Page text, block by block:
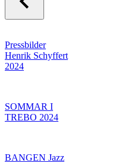
Pressbilder
Henrik Schyffert
2024
SOMMAR I
TREBO 2024
BANGEN Jazz